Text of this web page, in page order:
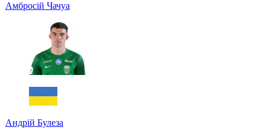
Амбросій Чачуа
Андрій Булеза